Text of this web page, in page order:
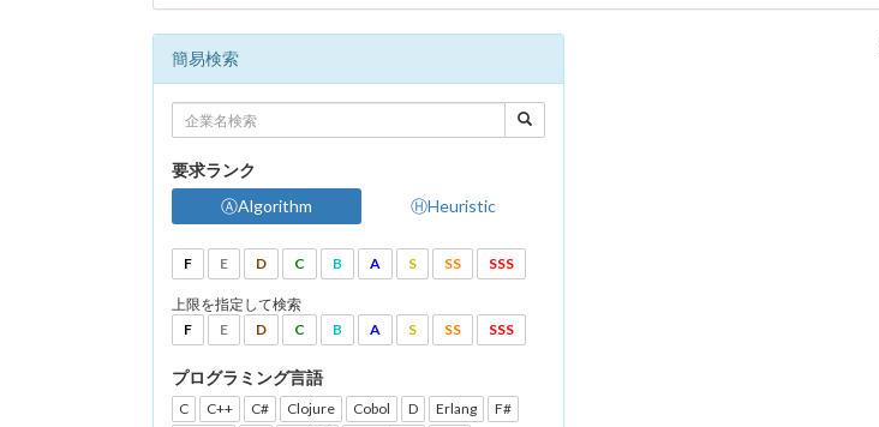
簡易検索
要求ランク
ⒶAlgorithm
ⒽHeuristic
F E D C B A S SS SSS
上限を指定して検索
F
E D C B A S SS SSS
プログラミング言語
C C++ C# Clojure Cobol D Erlang
F#